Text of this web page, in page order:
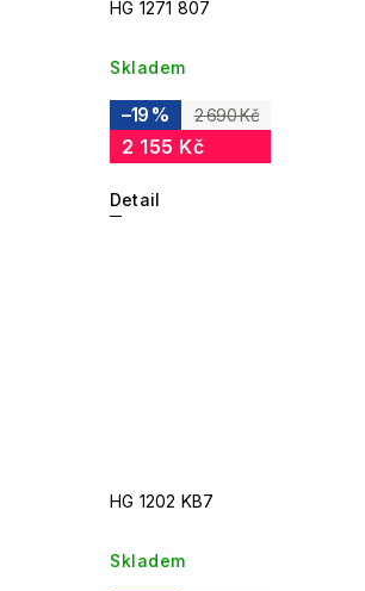
HG 1271 807
Skladem
2 690 Kč
–19 %
2 155 Kč
Detail
HG 1202 KB7
Skladem